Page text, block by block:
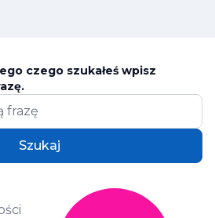
czego szukałeś wpisz
Szukaj